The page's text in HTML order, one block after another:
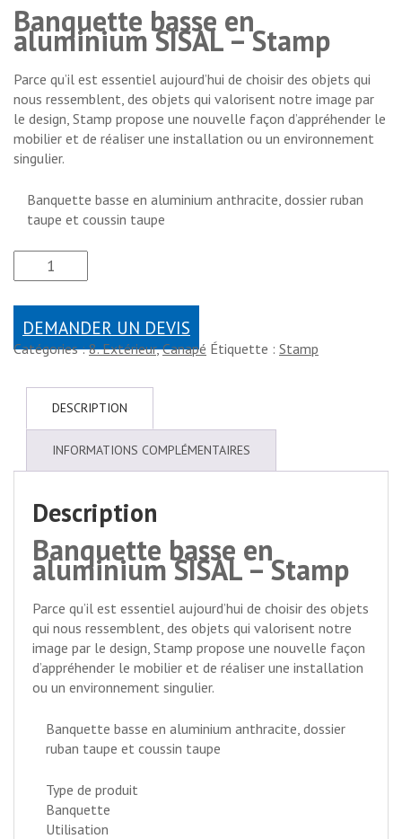
Banquette basse en
aluminium SISAL – Stamp
Parce qu’il est essentiel aujourd’hui de choisir des objets qui
nous ressemblent, des objets qui valorisent notre image par
le design, Stamp propose une nouvelle façon d’appréhender le
mobilier et de réaliser une installation ou un environnement
singulier.
Banquette basse en aluminium anthracite, dossier ruban
taupe et coussin taupe
DEMANDER UN DEVIS
Catégories :8. Extérieur,Canapé Étiquette : Stamp
DESCRIPTION
INFORMATIONS COMPLÉMENTAIRES
Description
Banquette basse en
aluminium SISAL – Stamp
Parce qu’il est essentiel aujourd’hui de choisir des objets
qui nous ressemblent, des objets qui valorisent notre
image par le design, Stamp propose une nouvelle façon
d’appréhender le mobilier et de réaliser une installation
ou un environnement singulier.
Banquette basse en aluminium anthracite, dossier
ruban taupe et coussin taupe
Type de produit
Banquette
Utilisation